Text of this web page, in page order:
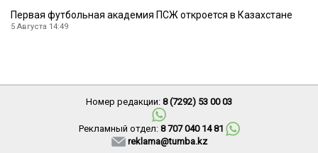
Первая футбольная академия ПСЖ откроется в Казахстане
5 Августа 14:49
Номер редакции: 8 (7292) 53 00 03
Рекламный отдел: 8 707 040 14 81
reklama@tumba.kz